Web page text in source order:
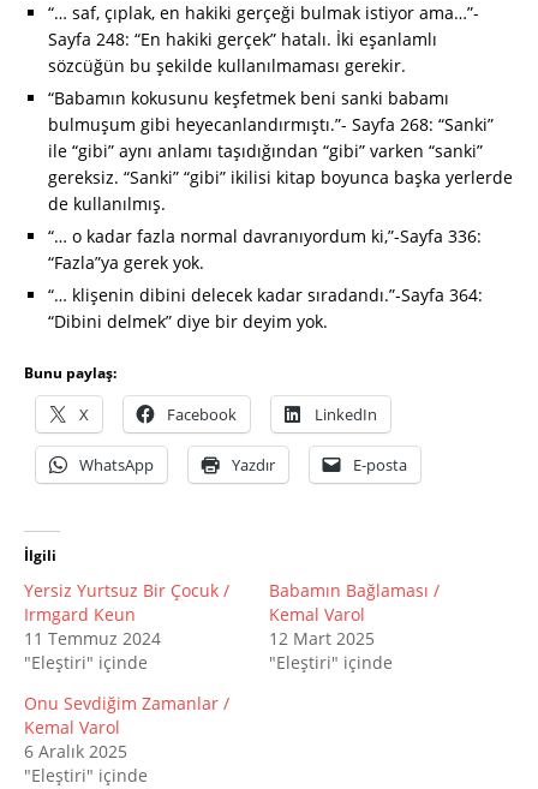
“… saf, çıplak, en hakiki gerçeği bulmak istiyor ama…”-
Sayfa 248: “En hakiki gerçek” hatalı. İki eşanlamlı
sözcüğün bu şekilde kullanılmaması gerekir.
“Babamın kokusunu keşfetmek beni sanki babamı
bulmuşum gibi heyecanlandırmıştı.”- Sayfa 268: “Sanki”
ile “gibi” aynı anlamı taşıdığından “gibi” varken “sanki”
gereksiz. “Sanki” “gibi” ikilisi kitap boyunca başka yerlerde
de kullanılmış.
“… o kadar fazla normal davranıyordum ki,”-Sayfa 336:
“Fazla”ya gerek yok.
“… klişenin dibini delecek kadar sıradandı.”-Sayfa 364:
“Dibini delmek” diye bir deyim yok.
Bunu paylaş:
X Facebook LinkedIn
WhatsApp Yazdır E-posta
İlgili
Yersiz Yurtsuz Bir Çocuk /
Irmgard Keun
11 Temmuz 2024
"Eleştiri" içinde
Babamın Bağlaması /
Kemal Varol
12 Mart 2025
"Eleştiri" içinde
Onu Sevdiğim Zamanlar /
Kemal Varol
6 Aralık 2025
"Eleştiri" içinde